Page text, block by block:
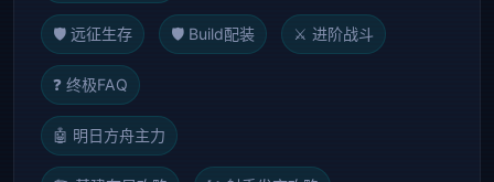
🛡️ 远征生存 🛡️ Build配装 ⚔️ 进阶战斗
❓ 终极FAQ
🤖 明日方舟主力